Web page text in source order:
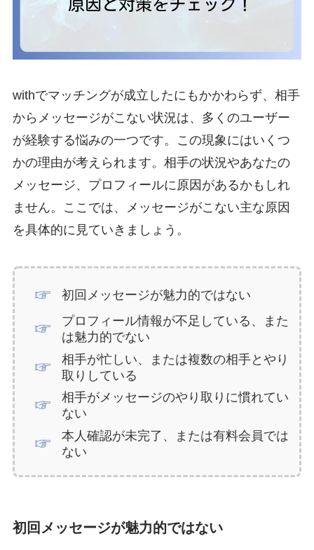
withでマッチングが成立したにもかかわらず、相手
からメッセージがこない状況は、多くのユーザー
が経験する悩みの一つです。この現象にはいくつ
かの理由が考えられます。相手の状況やあなたの
メッセージ、プロフィールに原因があるかもしれ
ません。ここでは、メッセージがこない主な原因
を具体的に見ていきましょう。
初回メッセージが魅力的ではない
プロフィール情報が不足している、また
は魅力的でない
相手が忙しい、または複数の相手とやり
取りしている
相手がメッセージのやり取りに慣れてい
ない
本人確認が未完了、または有料会員では
ない
初回メッセージが魅力的ではない